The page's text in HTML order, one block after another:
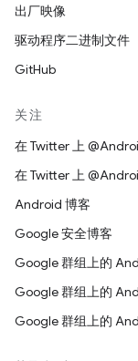
出厂映像
驱动程序二进制文件
GitHub
关注
在 Twitter 上
在 Twitter 上
Android 博客
Google 安全博客
Google 群组上的
Google 群组上的
Google 群组上的